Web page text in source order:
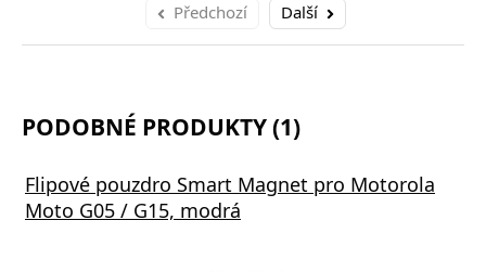
Předchozí Další
PODOBNÉ PRODUKTY (1)
Flipové pouzdro Smart Magnet pro Motorola
Moto G05 / G15, modrá